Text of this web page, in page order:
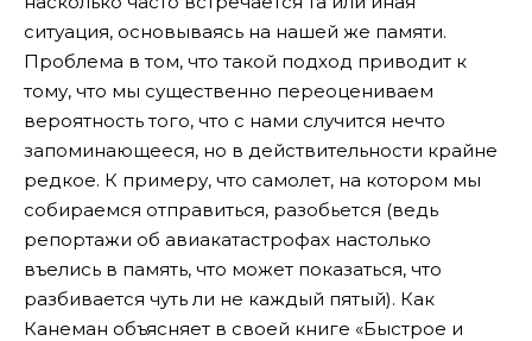
ситуация, основываясь на нашей же памяти.
Проблема в том, что такой подход приводит к
тому, что мы существенно переоцениваем
вероятность того, что с нами случится нечто
запоминающееся, но в действительности крайне
редкое. К примеру, что самолет, на котором мы
собираемся отправиться, разобьется (ведь
репортажи об авиакатастрофах настолько
въелись в память, что может показаться, что
разбивается чуть ли не каждый пятый). Как
Канеман объясняет в своей книге «Быстрое и